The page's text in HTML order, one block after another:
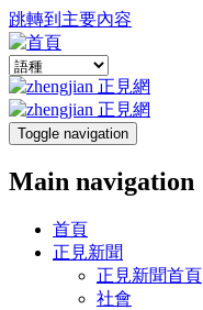
跳轉到主要內容
Toggle navigation
Main navigation
首頁
正見新聞
正見新聞首頁
社會